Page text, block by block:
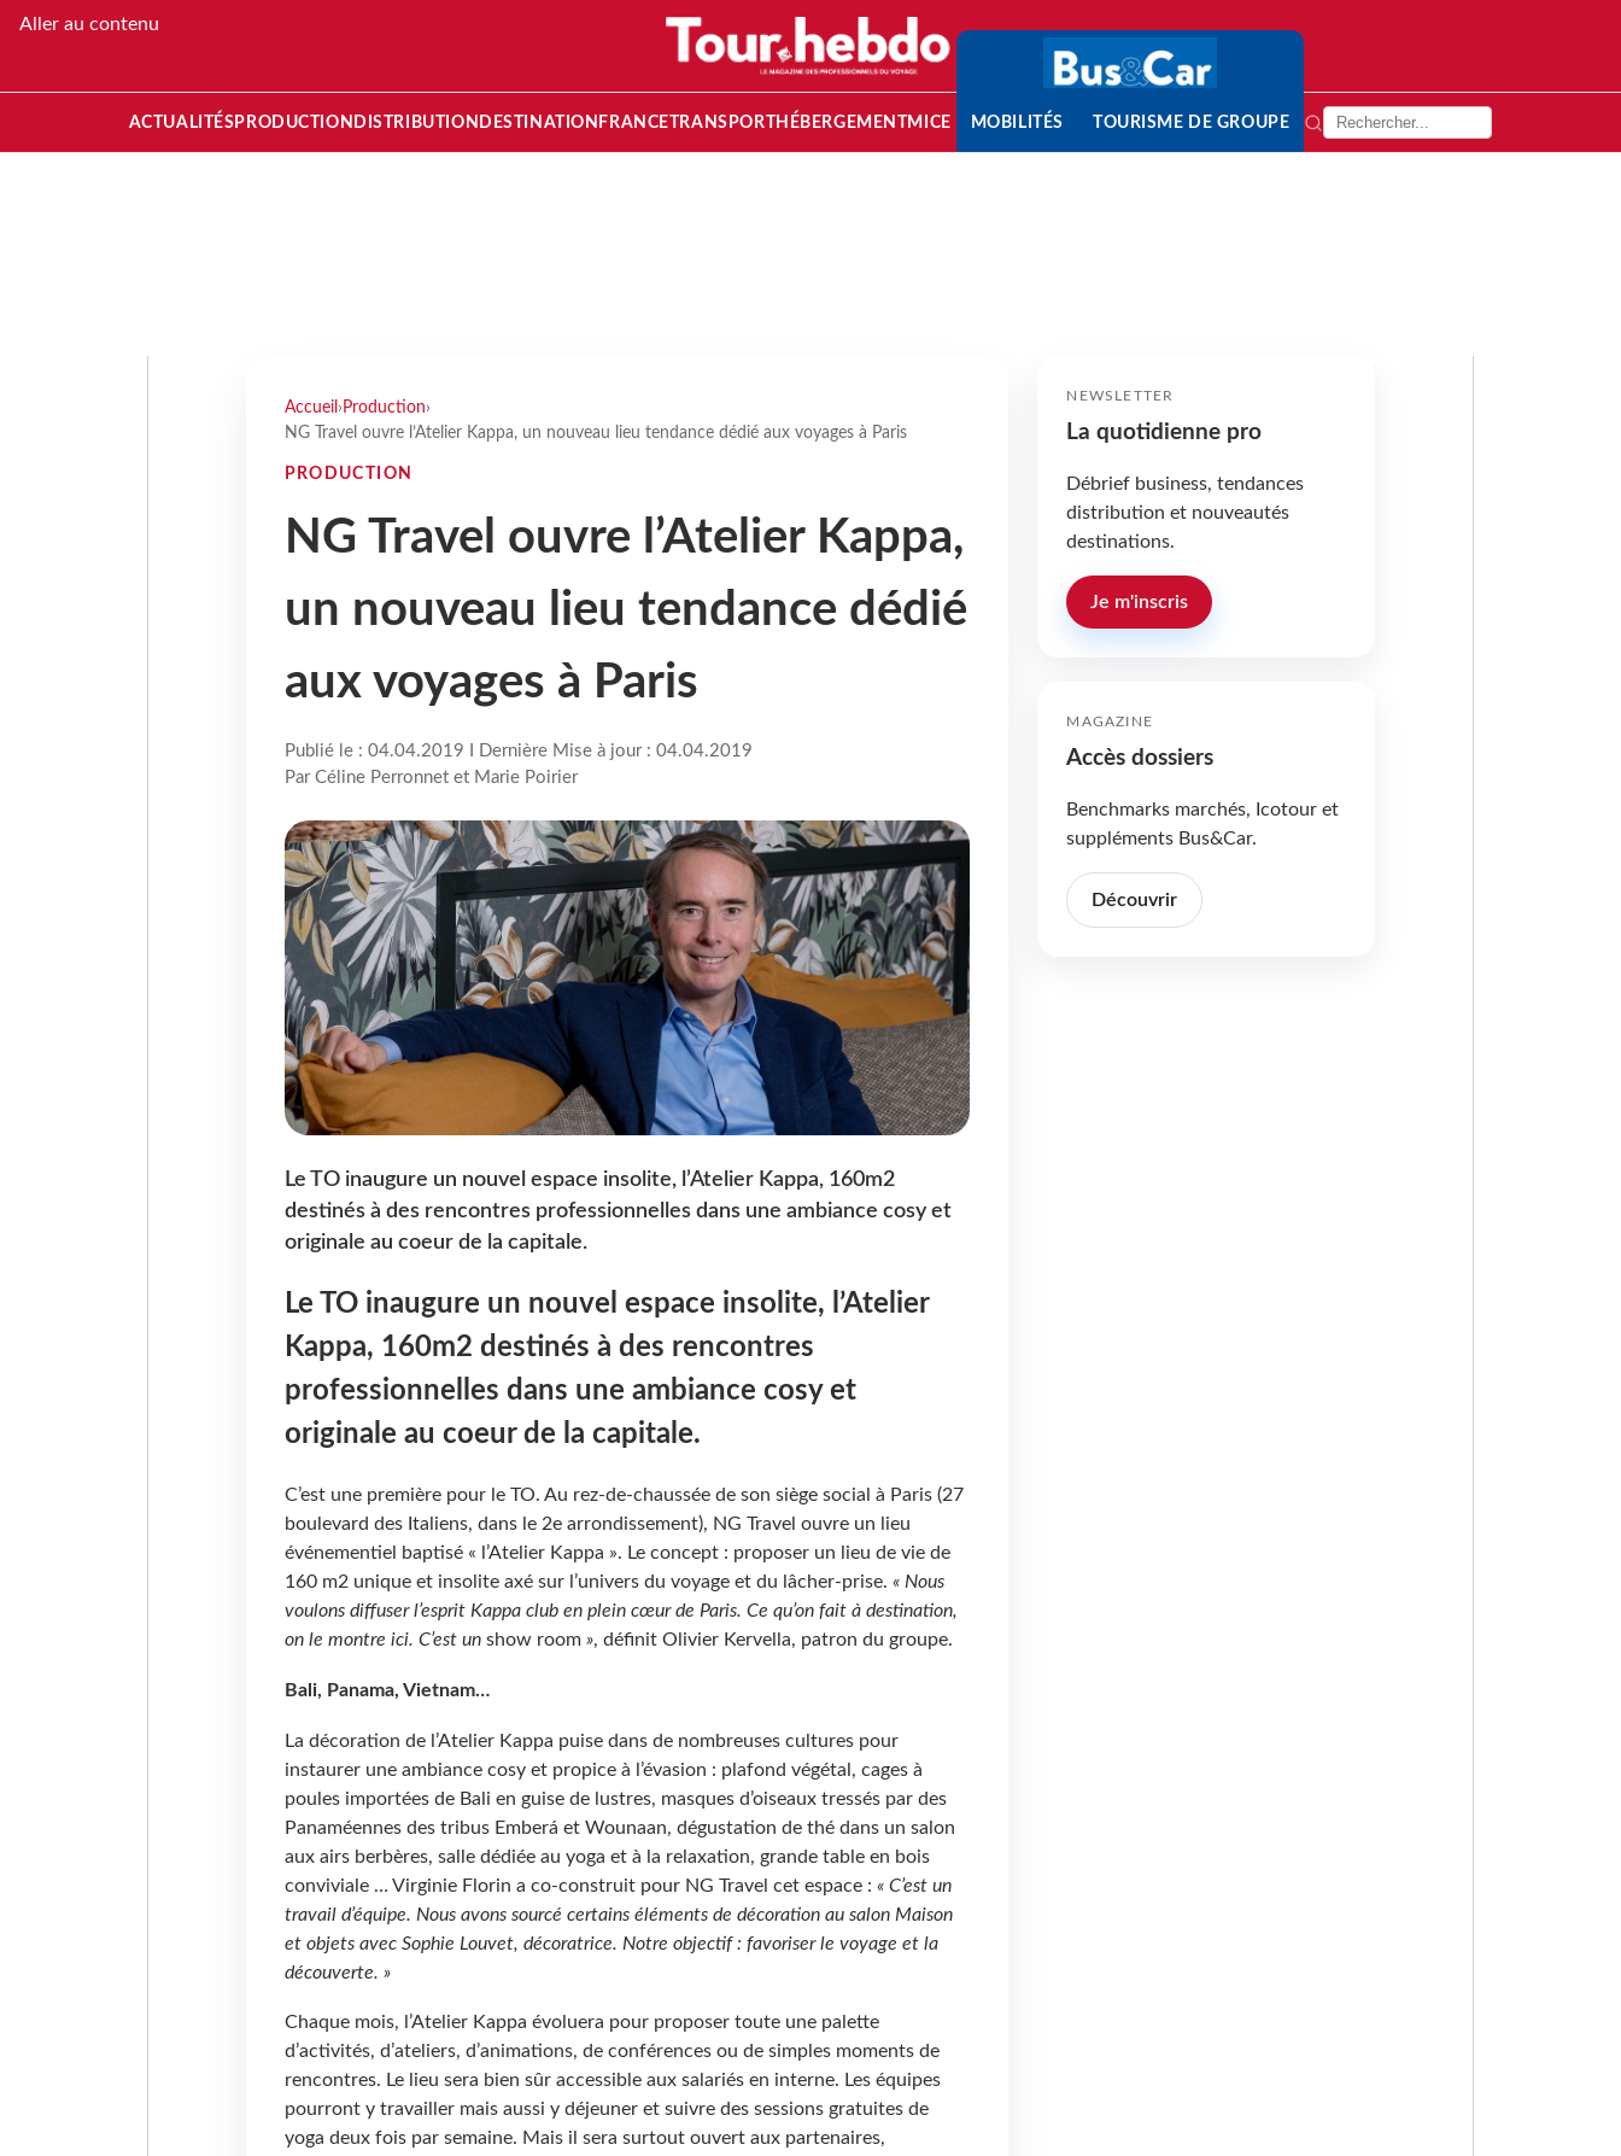
Aller au contenu
ACTUALITÉS PRODUCTION DISTRIBUTION DESTINATION FRANCETRANSPORT HÉBERGEMENTMICE MOBILITÉS TOURISME DE GROUPE
Accueil › Production›
NG Travel ouvre l’Atelier Kappa, un nouveau lieu tendance dédié aux voyages à Paris
PRODUCTION
NG Travel ouvre l’Atelier Kappa,
un nouveau lieu tendance dédié
aux voyages à Paris
Publié le : 04.04.2019 I Dernière Mise à jour : 04.04.2019
Par Céline Perronnet et Marie Poirier
Le TO inaugure un nouvel espace insolite, l’Atelier Kappa, 160m2
destinés à des rencontres professionnelles dans une ambiance cosy et
originale au coeur de la capitale.
Le TO inaugure un nouvel espace insolite, l’Atelier
Kappa, 160m2 destinés à des rencontres
professionnelles dans une ambiance cosy et
originale au coeur de la capitale.
C’est une première pour le TO. Au rez-de-chaussée de son siège social à Paris (27
boulevard des Italiens, dans le 2e arrondissement), NG Travel ouvre un lieu
événementiel baptisé « l’Atelier Kappa ». Le concept : proposer un lieu de vie de
160 m2 unique et insolite axé sur l’univers du voyage et du lâcher-prise. « Nous
voulons diffuser l’esprit Kappa club en plein cœurde Paris. Ce qu’on fait à destination,
on le montre ici. C’est un show room », définit Olivier Kervella, patron du groupe.
Bali, Panama, Vietnam…
La décoration de l’Atelier Kappa puise dans de nombreuses cultures pour
instaurer une ambiance cosy et propice à l’évasion : plafond végétal, cages à
poules importées de Bali en guise de lustres, masques d’oiseaux tressés par des
Panaméennes des tribus Emberá et Wounaan, dégustation de thé dans un salon
aux airs berbères, salle dédiée au yoga et à la relaxation, grande table en bois
conviviale … Virginie Florin a co-construit pour NG Travel cet espace : « C’est un
travail d’équipe. Nous avons sourcé certains éléments de décoration au salon Maison
et objets avec Sophie Louvet, décoratrice. Notre objectif : favoriser le voyage et la
découverte. »
Chaque mois, l’Atelier Kappa évoluera pour proposer toute une palette
d’activités, d’ateliers, d’animations, de conférences ou de simples moments de
rencontres. Le lieu sera bien sûr accessible aux salariés en interne. Les équipes
pourront y travailler mais aussi y déjeuner et suivre des sessions gratuites de
yoga deux fois par semaine. Mais il sera surtout ouvert aux partenaires,
NEWSLETTER
La quotidienne pro
Débrief business, tendances
distribution et nouveautés
destinations.
Je m'inscris
MAGAZINE
Accès dossiers
Benchmarks marchés, Icotour et
suppléments Bus&Car.
Découvrir